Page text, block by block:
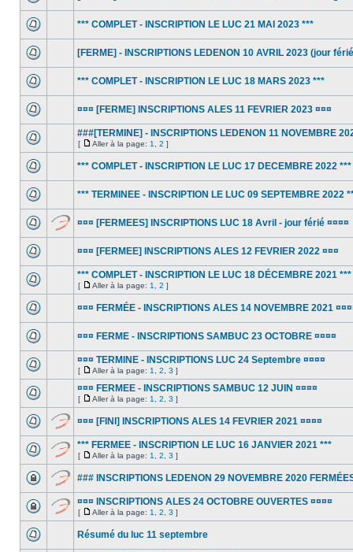
*** COMPLET - INSCRIPTION LE LUC 21 MAI 2023 ***
[FERME] - INSCRIPTIONS LEDENON 10 AVRIL 2023 (jour
*** COMPLET - INSCRIPTION LE LUC 18 MARS 2023 ***
¤¤¤ [FERME] INSCRIPTIONS ALES 11 FEVRIER 2023 ¤¤¤
###[TERMINE] - INSCRIPTIONS LEDENON 11 NOVEMBRE
[ Aller à la page: 1 2 ]
*** COMPLET - INSCRIPTION LE LUC 17 DECEMBRE 2022 ***
*** TERMINEE - INSCRIPTION LE LUC 09 SEPTEMBRE 2022
¤¤¤ [FERMEES] INSCRIPTIONS LUC 18 Avril - jour férié ¤¤¤¤
¤¤¤ [FERMEE] INSCRIPTIONS ALES 12 FEVRIER 2022 ¤¤¤
*** COMPLET - INSCRIPTION LE LUC 18 DÉCEMBRE 2021 ***
[ Aller à la page: 1 2 ]
¤¤¤ FERMÉE - INSCRIPTIONS ALES 14 NOVEMBRE 2021
¤¤¤ FERME - INSCRIPTIONS SAMBUC 23 OCTOBRE ¤¤¤¤
¤¤¤ TERMINE - INSCRIPTIONS LUC 24 Septembre ¤¤¤¤
[ Aller à la page: 1 2 3 ]
¤¤¤ FERMEE - INSCRIPTIONS SAMBUC 12 JUIN ¤¤¤¤
[ Aller à la page: 1 2 3 ]
¤¤¤ [FINI] INSCRIPTIONS ALES 14 FEVRIER 2021 ¤¤¤¤
*** FERMEE - INSCRIPTION LE LUC 16 JANVIER 2021 ***
[ Aller à la page: 1 2 3 ]
### INSCRIPTIONS LEDENON 29 NOVEMBRE 2020
¤¤¤ INSCRIPTIONS ALES 24 OCTOBRE OUVERTES ¤¤¤¤
[ Aller à la page: 1 2 3 ]
Résumé du luc 11 septembre